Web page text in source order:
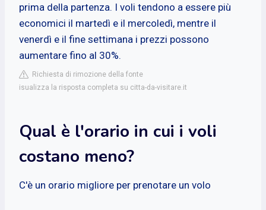
prima della partenza. I voli tendono a essere più
economici il martedì e il mercoledì, mentre il
venerdì e il fine settimana i prezzi possono
aumentare fino al 30%.
Richiesta di rimozione della fonte
isualizza la risposta completa su citta-da-visitare.it
Qual è l'orario in cui i voli
costano meno?
C'è un orario migliore per prenotare un volo